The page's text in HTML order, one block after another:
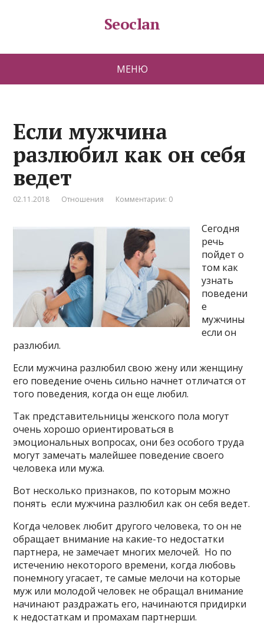
Seoclan
МЕНЮ
Если мужчина
разлюбил как он себя
ведет
02.11.2018 Отношения Комментарии: 0
Сегодня
речь
пойдет о
том как
узнать
поведени
е
мужчины
если он
разлюбил.
Если мужчина разлюбил свою жену или женщину
его поведение очень сильно начнет отличатся от
того поведения, когда он еще любил.
Так представительницы женского пола могут
очень хорошо ориентироваться в
эмоциональных вопросах, они без особого труда
могут замечать малейшее поведение своего
человека или мужа.
Вот несколько признаков, по которым можно
понять если мужчина разлюбил как он себя ведет.
Когда человек любит другого человека, то он не
обращает внимание на какие-то недостатки
партнера, не замечает многих мелочей. Но по
истечению некоторого времени, когда любовь
понемногу угасает, те самые мелочи на которые
муж или молодой человек не обращал внимание
начинают раздражать его, начинаются придирки
к недостаткам и промахам партнерши.